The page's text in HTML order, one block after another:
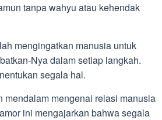
tanpa wahyu atau kehendak
mengingatkan manusia untuk
Nya dalam setiap langkah.
segala hal.
mendalam mengenai relasi manusia
ini mengajarkan bahwa segala